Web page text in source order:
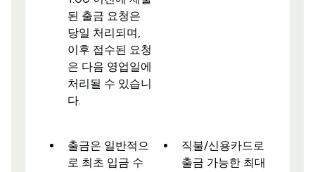
된 출금 요청은
당일 처리되며,
이후 접수된 요청
은 다음 영업일에
처리될 수 있습니
다.
출금은 일반적으
로 최초 입금 수
직불/신용카드로
출금 가능한 최대